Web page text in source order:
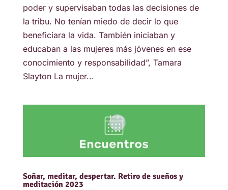
poder y supervisaban todas las decisiones de
la tribu. No tenían miedo de decir lo que
beneficiara la vida. También iniciaban y
educaban a las mujeres más jóvenes en ese
conocimiento y responsabilidad”, Tamara
Slayton La mujer...
Soñar, meditar, despertar. Retiro de sueños y
meditación 2023